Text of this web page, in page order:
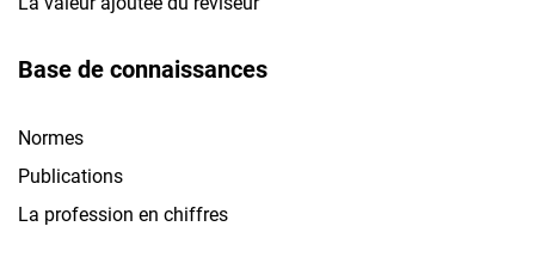
Base de connaissances
Normes
Publications
La profession en chiffres